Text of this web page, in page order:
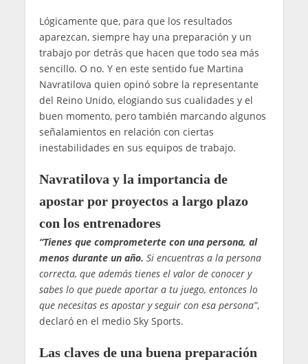
Lógicamente que, para que los resultados
aparezcan, siempre hay una preparación y un
trabajo por detrás que hacen que todo sea más
sencillo. O no. Y en este sentido fue Martina
Navratilova quien opinó sobre la representante
del Reino Unido, elogiando sus cualidades y el
buen momento, pero también marcando algunos
señalamientos en relación con ciertas
inestabilidades en sus equipos de trabajo.
Navratilova y la importancia de
apostar por proyectos a largo plazo
con los entrenadores
“Tienes que comprometerte con una persona, al
menos durante un año. Si encuentras a la persona
correcta, que además tienes el valor de conocer y
sabes lo que puede aportar a tu juego, entonces lo
que necesitas es apostar y seguir con esa persona”,
declaró en el medio Sky Sports.
Las claves de una buena preparación